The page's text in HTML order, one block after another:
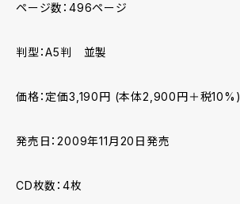
ページ数：496ページ
判型：A5判 並製
価格：定価3,190円 (本体2,900円＋税10%)
発売日：2009年11月20日発売
CD枚数：4枚